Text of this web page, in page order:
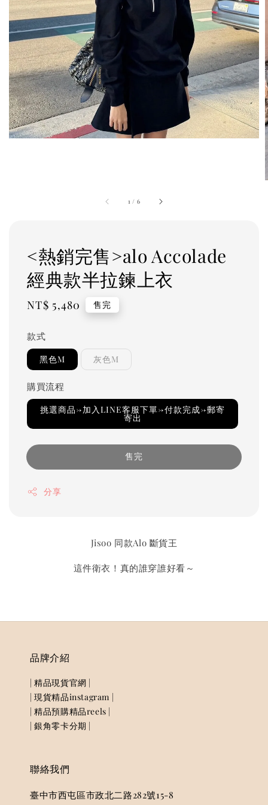
1 / 6
<熱銷完售>alo Accolade
經典款半拉鍊上衣
Regular
NT$ 5,480 售完
款式
黑色M 灰色M
購買流程
挑選商品→加入LINE客服下單→付款完成→郵寄
寄出
售完
分享
Jisoo 同款Alo 斷貨王
這件衛衣！真的誰穿誰好看～
品牌介紹
| 精品現貨官網 |
| 現貨精品instagram |
| 精品預購精品reels |
| 銀角零卡分期 |
聯絡我們
臺中市西屯區市政北二路282號15-8